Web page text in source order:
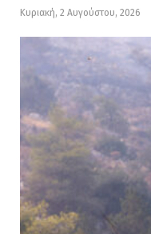
Κυριακή, 2 Αυγούστου, 2026